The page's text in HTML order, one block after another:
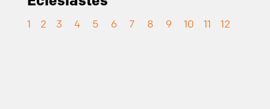
1 2 3 4 5 6 7 8 9 10 11 12